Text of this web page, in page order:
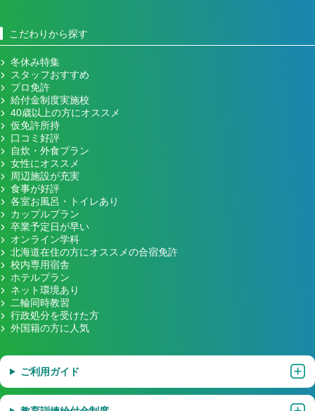
こだわりから探す
冬休み特集
スタッフおすすめ
プロ免許
給付金制度実施校
40歳以上の方にオススメ
仮免許所持
口コミ好評
自炊・外食プラン
女性にオススメ
周辺施設が充実
食事が好評
各室お風呂・トイレあり
カップルプラン
卒業予定日が早い
オンライン学科
北海道在住の方にオススメの合宿免許
校内専用宿舎
ホテルプラン
ネット環境あり
二輪同時教習
行政処分を受けた方
外国籍の方に人気
ご利用ガイド